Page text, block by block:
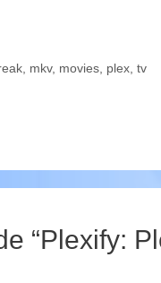
, mkv, movies, plex, tv
“Plexify: